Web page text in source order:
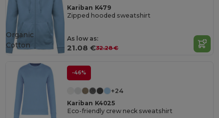
Kariban K479
Zipped hooded sweatshirt
As low as:
21.08 €32.28 €
Organic
Cotton
-46%
+24
Kariban K4025
Eco-friendly crew neck sweatshirt